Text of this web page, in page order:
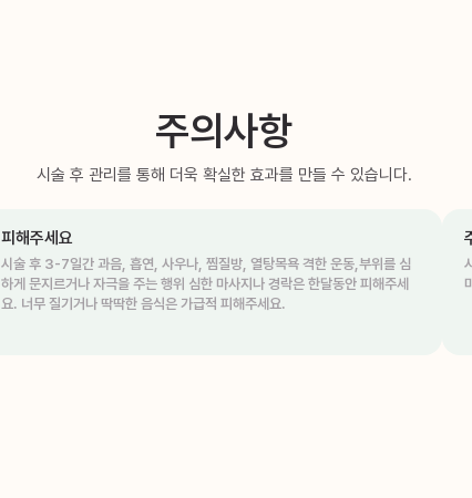
주의사항
시술 후 관리를 통해 더욱 확실한 효과를 만들 수 있습니다.
피해주세요
시술 후 3-7일간 과음, 흡연, 사우나, 찜질방, 열탕목욕 격한 운동,부위를 심
하게 문지르거나 자극을 주는 행위 심한 마사지나 경락은 한달동안 피해주세
요. 너무 질기거나 딱딱한 음식은 가급적 피해주세요.